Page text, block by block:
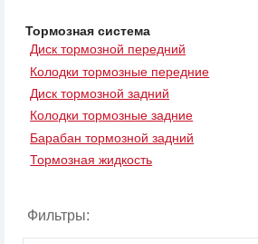
Тормозная система
Диск тормозной передний
Колодки тормозные передние
Диск тормозной задний
Колодки тормозные задние
Барабан тормозной задний
Тормозная жидкость
Фильтры: